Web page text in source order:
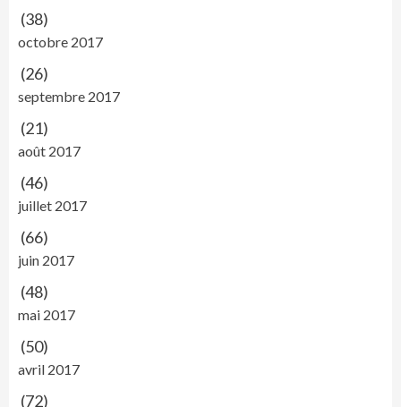
(38)
octobre 2017
(26)
septembre 2017
(21)
août 2017
(46)
juillet 2017
(66)
juin 2017
(48)
mai 2017
(50)
avril 2017
(72)